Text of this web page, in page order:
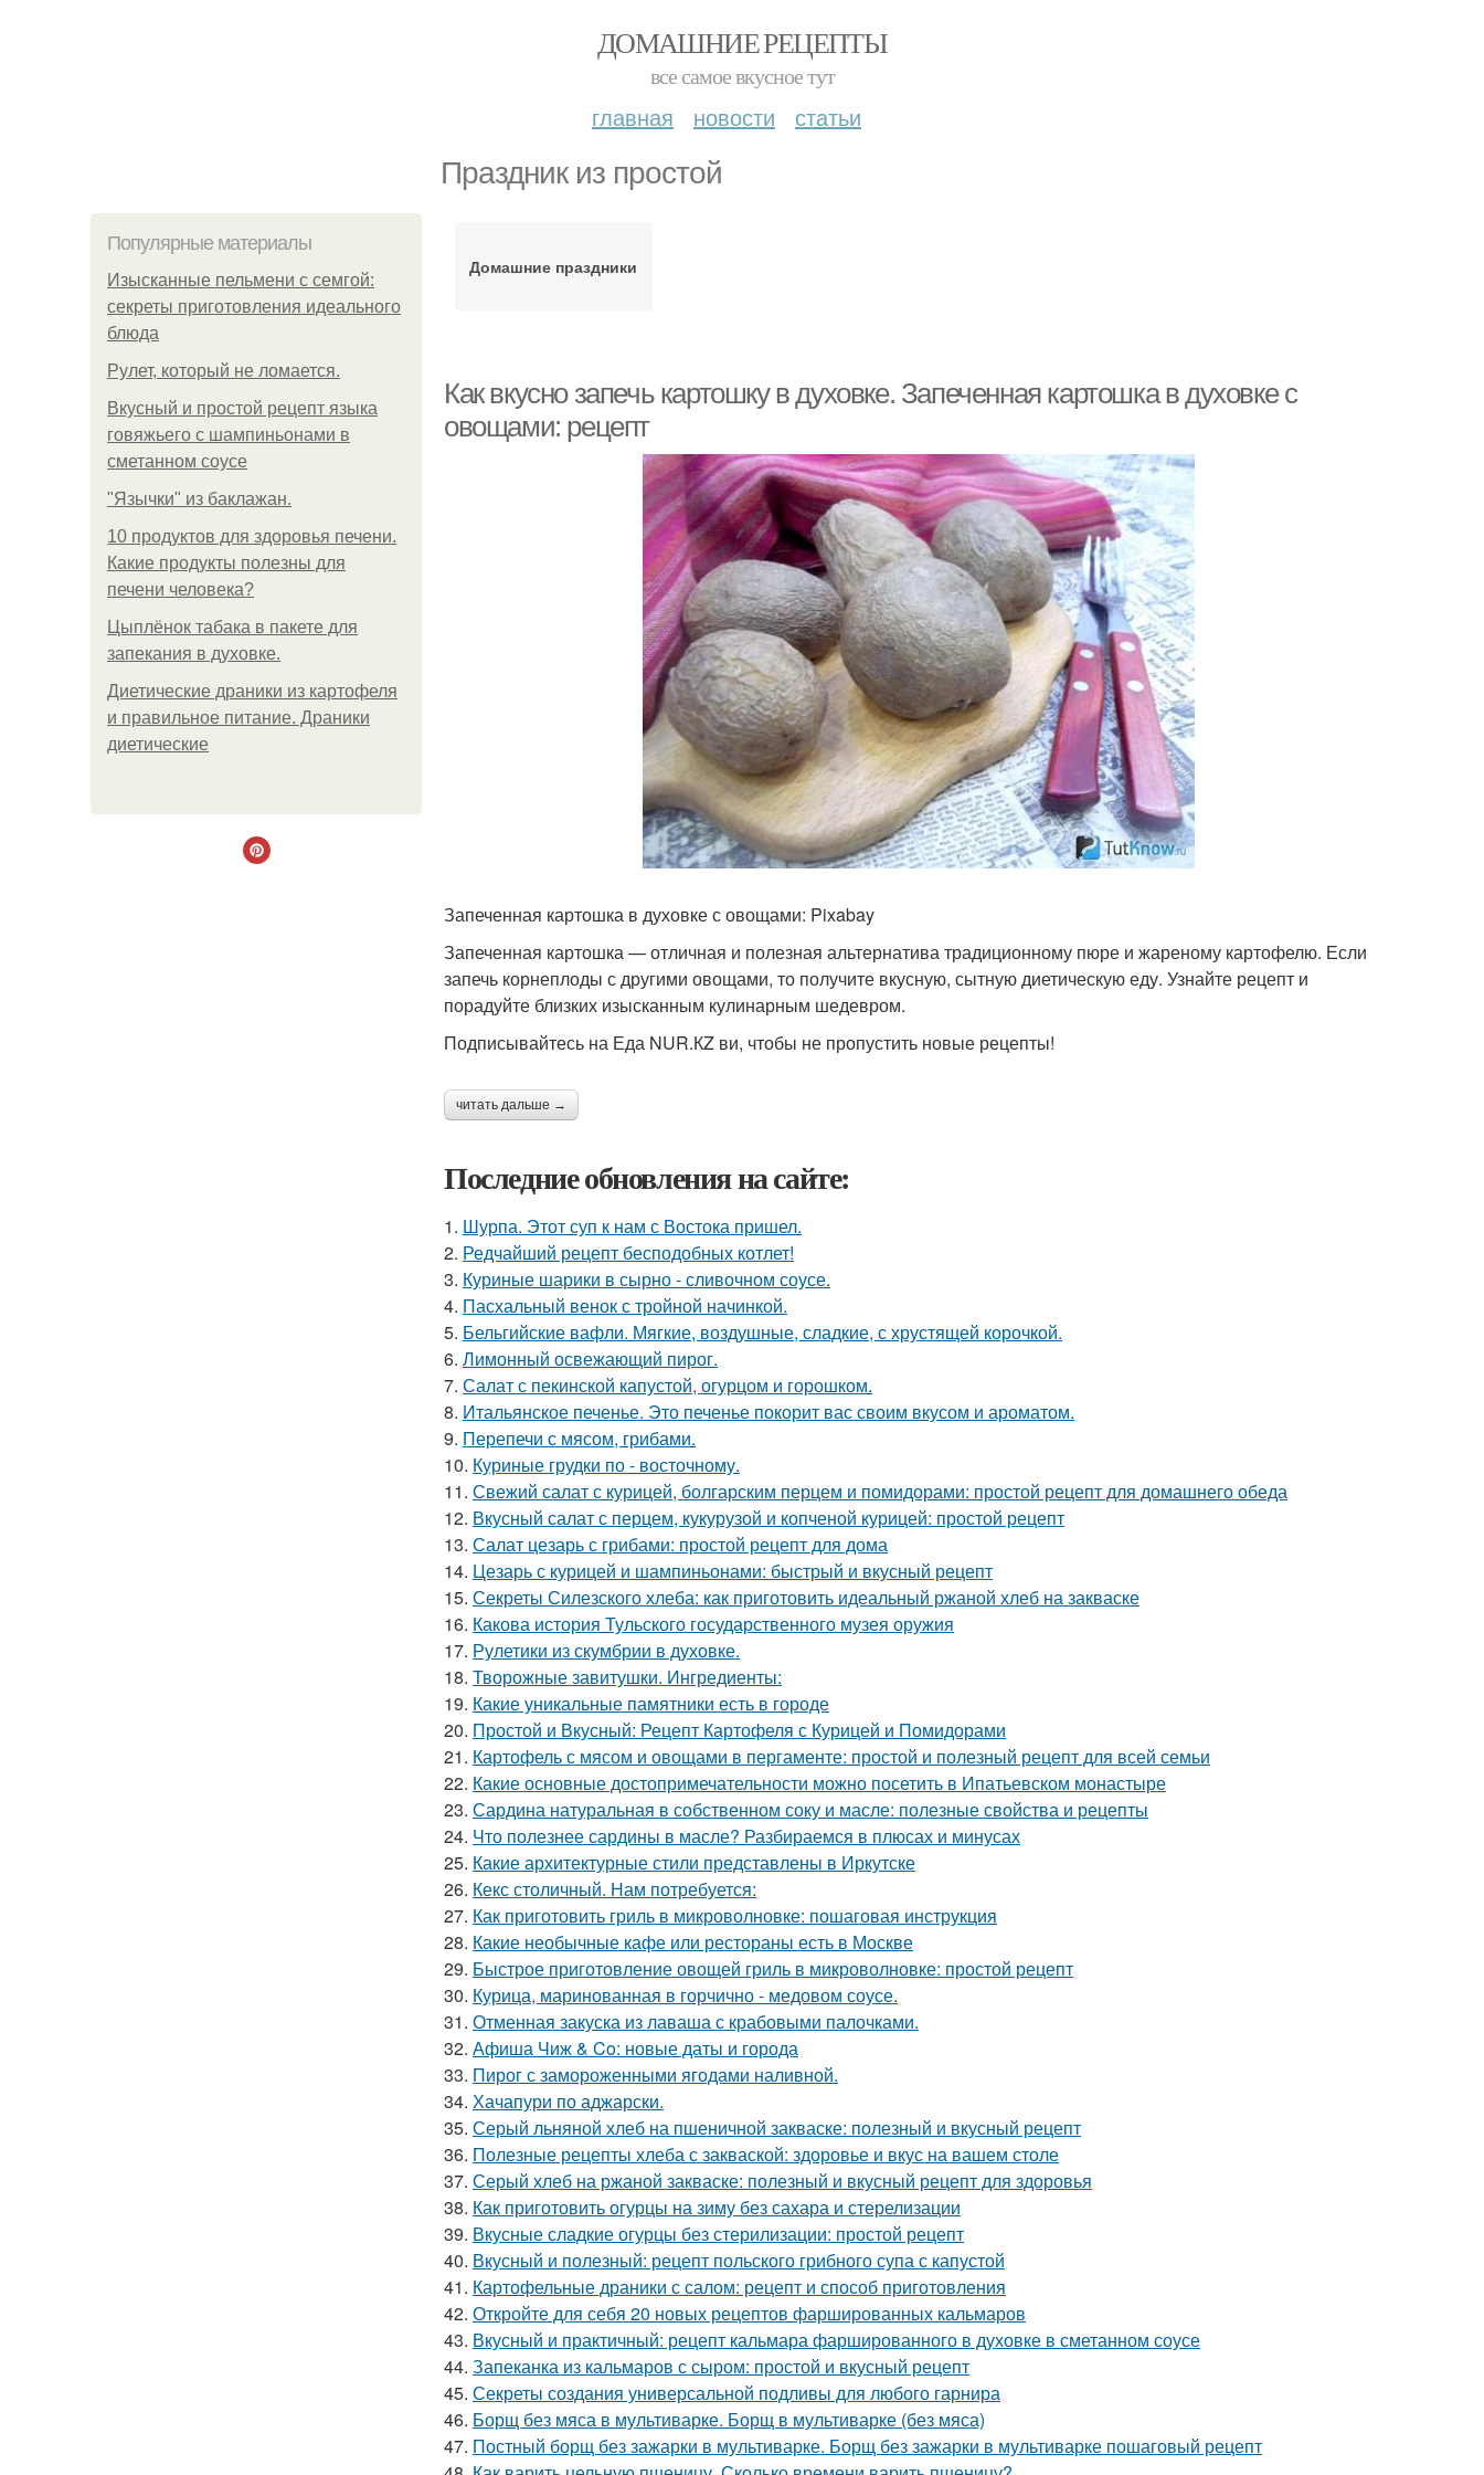
ДОМАШНИЕ РЕЦЕПТЫ
все самое вкусное тут
главная новости статьи
Праздник из простой
Популярные материалы
Изысканные пельмени с семгой:
секреты приготовления идеального
блюда
Рулет, который не ломается.
Вкусный и простой рецепт языка
говяжьего с шампиньонами в
сметанном соусе
"Язычки" из баклажан.
10 продуктов для здоровья печени.
Какие продукты полезны для
печени человека?
Цыплёнок табака в пакете для
запекания в духовке.
Диетические драники из картофеля
и правильное питание. Драники
диетические
Домашние праздники
Как вкусно запечь картошку в духовке. Запеченная картошка в духовке с
овощами: рецепт
Запеченная картошка в духовке с овощами: Pixabay
Запеченная картошка — отличная и полезная альтернатива традиционному пюре и жареному картофелю. Если
запечь корнеплоды с другими овощами, то получите вкусную, сытную диетическую еду. Узнайте рецепт и
порадуйте близких изысканным кулинарным шедевром.
Подписывайтесь на Еда NUR.КZ ви, чтобы не пропустить новые рецепты!
читать дальше →
Последние обновления на сайте:
1. Шурпа. Этот суп к нам с Востока пришел.
2. Редчайший рецепт бесподобных котлет!
3. Куриные шарики в сырно - сливочном соусе.
4. Пасхальный венок с тройной начинкой.
5. Бельгийские вафли. Мягкие, воздушные, сладкие, с хрустящей корочкой.
6. Лимонный освежающий пирог.
7. Салат с пекинской капустой, огурцом и горошком.
8. Итальянское печенье. Это печенье покорит вас своим вкусом и ароматом.
9. Перепечи с мясом, грибами.
10. Куриные грудки по - восточному.
11. Свежий салат с курицей, болгарским перцем и помидорами: простой рецепт для домашнего обеда
12. Вкусный салат с перцем, кукурузой и копченой курицей: простой рецепт
13. Салат цезарь с грибами: простой рецепт для дома
14. Цезарь с курицей и шампиньонами: быстрый и вкусный рецепт
15. Секреты Силезского хлеба: как приготовить идеальный ржаной хлеб на закваске
16. Какова история Тульского государственного музея оружия
17. Рулетики из скумбрии в духовке.
18. Творожные завитушки. Ингредиенты:
19. Какие уникальные памятники есть в городе
20. Простой и Вкусный: Рецепт Картофеля с Курицей и Помидорами
21. Картофель с мясом и овощами в пергаменте: простой и полезный рецепт для всей семьи
22. Какие основные достопримечательности можно посетить в Ипатьевском монастыре
23. Сардина натуральная в собственном соку и масле: полезные свойства и рецепты
24. Что полезнее сардины в масле? Разбираемся в плюсах и минусах
25. Какие архитектурные стили представлены в Иркутске
26. Кекс столичный. Нам потребуется:
27. Как приготовить гриль в микроволновке: пошаговая инструкция
28. Какие необычные кафе или рестораны есть в Москве
29. Быстрое приготовление овощей гриль в микроволновке: простой рецепт
30. Курица, маринованная в горчично - медовом соусе.
31. Отменная закуска из лаваша с крабовыми палочками.
32. Афиша Чиж & Co: новые даты и города
33. Пирог с замороженными ягодами наливной.
34. Хачапури по аджарски.
35. Серый льняной хлеб на пшеничной закваске: полезный и вкусный рецепт
36. Полезные рецепты хлеба с закваской: здоровье и вкус на вашем столе
37. Серый хлеб на ржаной закваске: полезный и вкусный рецепт для здоровья
38. Как приготовить огурцы на зиму без сахара и стерелизации
39. Вкусные сладкие огурцы без стерилизации: простой рецепт
40. Вкусный и полезный: рецепт польского грибного супа с капустой
41. Картофельные драники с салом: рецепт и способ приготовления
42. Откройте для себя 20 новых рецептов фаршированных кальмаров
43. Вкусный и практичный: рецепт кальмара фаршированного в духовке в сметанном соусе
44. Запеканка из кальмаров с сыром: простой и вкусный рецепт
45. Секреты создания универсальной подливы для любого гарнира
46. Борщ без мяса в мультиварке. Борщ в мультиварке (без мяса)
47. Постный борщ без зажарки в мультиварке. Борщ без зажарки в мультиварке пошаговый рецепт